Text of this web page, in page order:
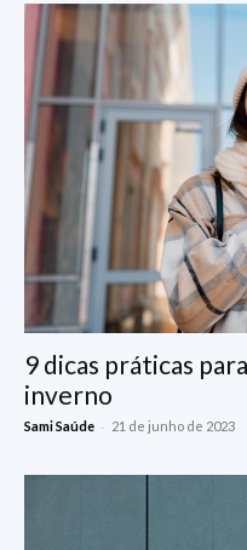
9 dicas práticas
inverno
Sami Saúde - 21 de junho de 2023